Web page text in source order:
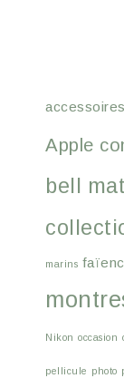
accessoires
Apple
bell
marins
Nikon occasion
pellicule photo